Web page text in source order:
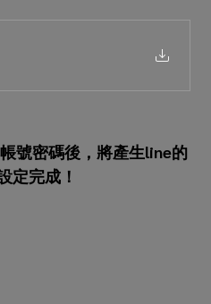
號密碼後，將產生line的
定完成！